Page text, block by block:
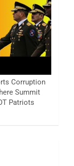
Corruption
Summit
Patriots